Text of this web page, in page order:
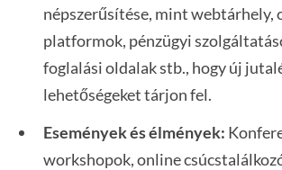
népszerűsítése, mint webtárhely,
platformok, pénzügyi
foglalási oldalak stb., hogy új
lehetőségeket tárjon fel.
Események és élmények:
workshopok, online